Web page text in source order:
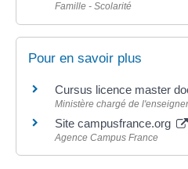
Famille - Scolarité
Pour en savoir plus
Cursus licence master
Ministère chargé de
Site campusfrance.org
Agence Campus France